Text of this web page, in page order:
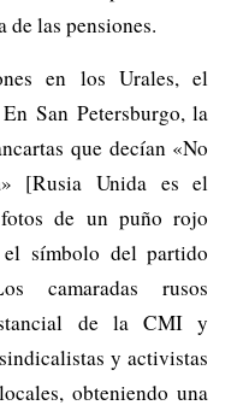
las pensiones.
en los Urales, el
San Petersburgo, la
que decían «No
[Rusia Unida es el
de un puño rojo
símbolo del partido
camaradas rusos
de la CMI y
y activistas
obteniendo una